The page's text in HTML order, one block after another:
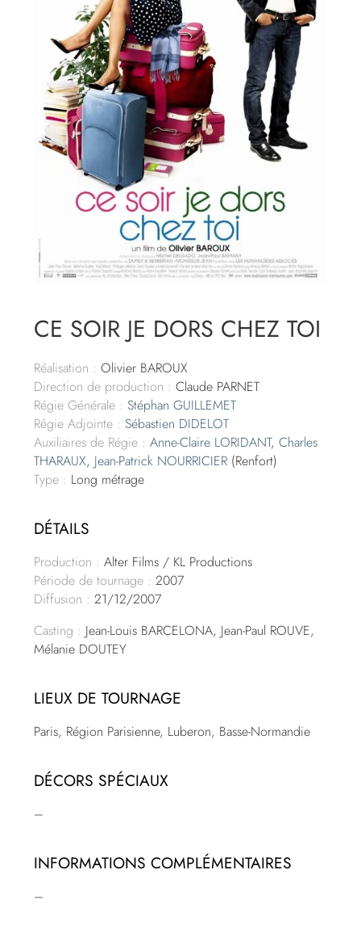
CE SOIR JE DORS CHEZ TOI
Réalisation : Olivier BAROUX
Direction de production : Claude PARNET
Régie Générale : Stéphan GUILLEMET
Régie Adjointe : Sébastien DIDELOT
Auxiliaires de Régie :Anne-Claire LORIDANT,Charles
THARAUX, Jean-Patrick NOURRICIER (Renfort)
Type : Long métrage
DÉTAILS
Production : Alter Films / KL Productions
Période de tournage : 2007
Diffusion : 21/12/2007
Casting : Jean-Louis BARCELONA, Jean-Paul ROUVE,
Mélanie DOUTEY
LIEUX DE TOURNAGE
Paris, Région Parisienne, Luberon, Basse-Normandie
DÉCORS SPÉCIAUX
–
INFORMATIONS COMPLÉMENTAIRES
–